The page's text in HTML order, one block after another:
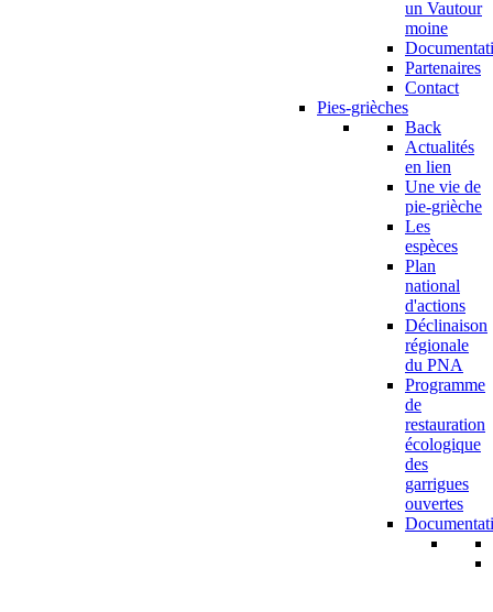
un Vautour
moine
Partenaires
Contact
Pies-grièches
Back
Actualités
en lien
Une vie de
pie-grièche
Les
espèces
Plan
national
d'actions
Déclinaison
régionale
du PNA
Programme
de
restauration
écologique
des
garrigues
ouvertes